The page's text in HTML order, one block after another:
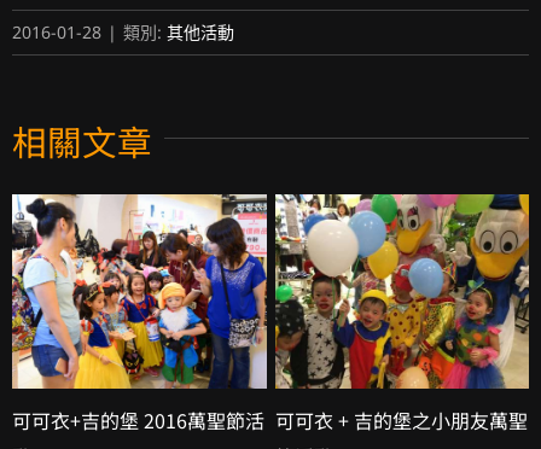
2016-01-28 | 類別: 其他活動
相關文章
可可衣+吉的堡 2016萬聖節活 可可衣 + 吉的堡之小朋友萬聖